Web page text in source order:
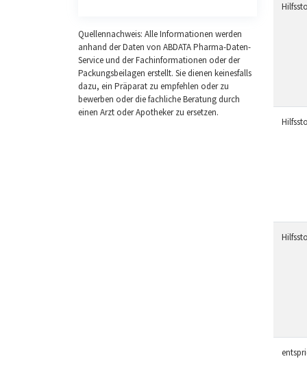
Quellennachweis: Alle Informationen werden
anhand der Daten von ABDATA Pharma-Daten-
Service und der Fachinformationen oder der
Packungsbeilagen erstellt. Sie dienen keinesfalls
dazu, ein Präparat zu empfehlen oder zu
bewerben oder die fachliche Beratung durch
einen Arzt oder Apotheker zu ersetzen.